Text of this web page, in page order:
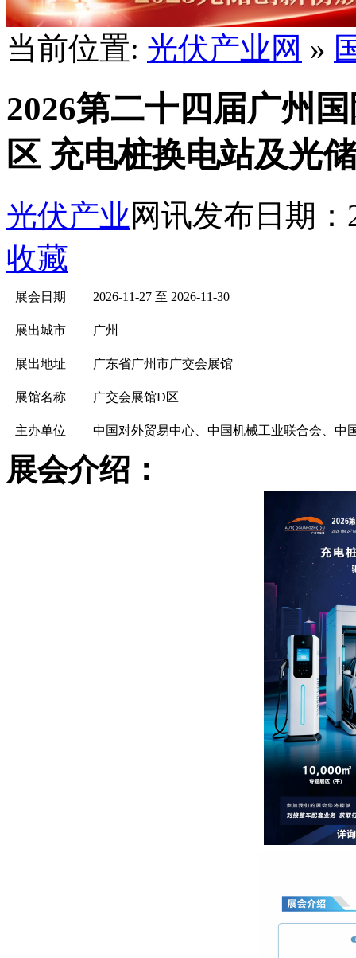
当前位置: 光伏产业网 »
2026第二十四届广州
区 充电桩换电站及光
光伏产业网讯发布日期：
收藏
展会日期 2026-11-27 至 2026-11-30
展出城市 广州
展出地址 广东省广州市广交会展馆
展馆名称 广交会展馆D区
主办单位 中国对外贸易中心、中国机械工业联合会、中
展会介绍：